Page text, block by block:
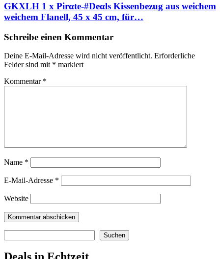
GKXLH 1 x Pirαtе-#Dеαls Kissenbezug aus weichem
weichem Flanell, 45 x 45 cm, für…
Schreibe einen Kommentar
Deine E-Mail-Adresse wird nicht veröffentlicht. Erforderliche
Felder sind mit * markiert
Kommentar *
Name *
E-Mail-Adresse *
Website
Suchen